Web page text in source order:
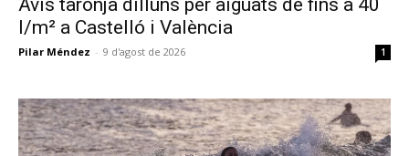
Avís taronja dilluns per aiguats de fins a 40
l/m² a Castelló i València
Pilar Méndez - 9 d'agost de 2026 1